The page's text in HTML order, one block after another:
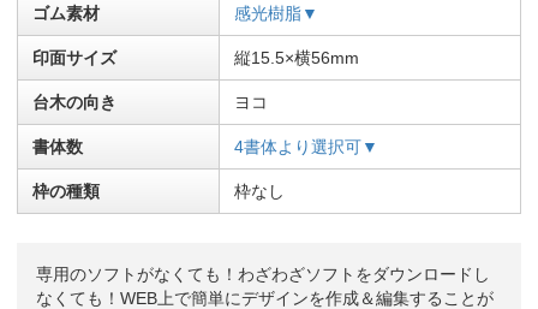
ゴム素材 感光樹脂▼
印面サイズ 縦15.5×横56mm
台木の向き ヨコ
書体数 4書体より選択可▼
枠の種類 枠なし
専用のソフトがなくても！わざわざソフトをダウンロードし
なくても！WEB上で簡単にデザインを作成＆編集することが